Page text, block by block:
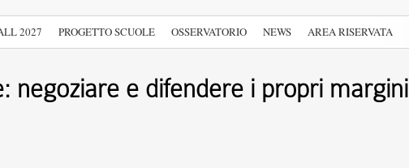
2027 PROGETTO SCUOLE OSSERVATORIO NEWS AREA RISERVATA
negoziare e difendere i propri margini